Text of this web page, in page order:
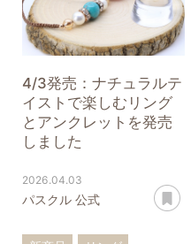
フローライト
4/3発売：ナチュラルテ
イストで楽しむリング
とアンクレットを発売
しました
2026.04.03
パスクル 公式